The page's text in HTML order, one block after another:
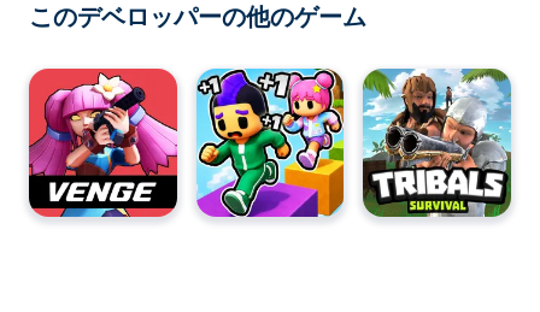
このデベロッパーの他のゲーム